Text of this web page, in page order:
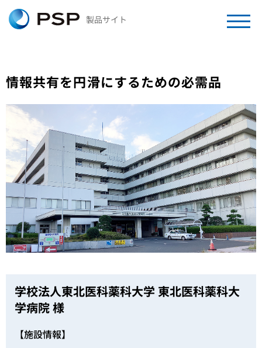
製品サイト
情報共有を円滑にするための必需品
学校法人東北医科薬科大学 東北医科薬科大
学病院 様
【施設情報】